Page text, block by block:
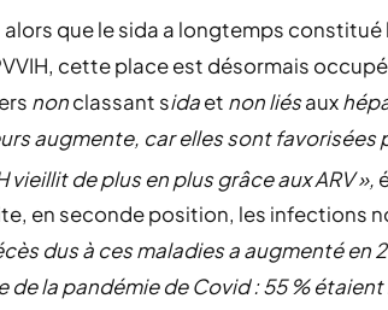
alors que le sida a longtemps
cette place est désormais
nonclassant sidaet non liésaux
augmente, car elles sont favorisées
vieillit de plus en plus grâce aux ARV »,
en seconde position, les infections
dus à ces maladies a augmenté en
de la pandémie de Covid : 55 %